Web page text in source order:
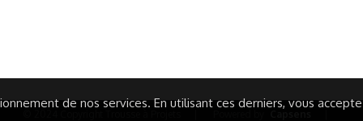
de nos services. En utilisant ces derniers, vous